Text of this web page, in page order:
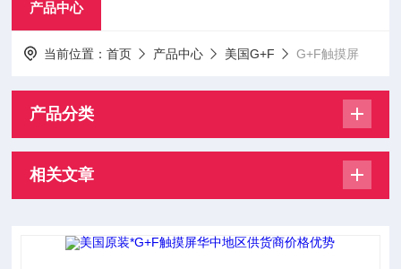
产品中心
当前位置：首页 产品中心 美国G+F G+F触摸屏
产品分类
相关文章